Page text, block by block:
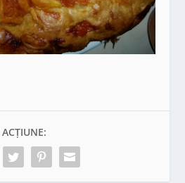
ACȚIUNE: